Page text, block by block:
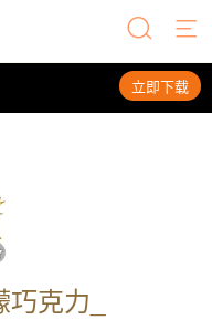
立即下载
克力_